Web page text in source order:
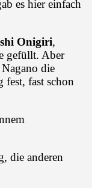
es hier einfach
Onigiri,
gefüllt. Aber
die
fast schon
die anderen